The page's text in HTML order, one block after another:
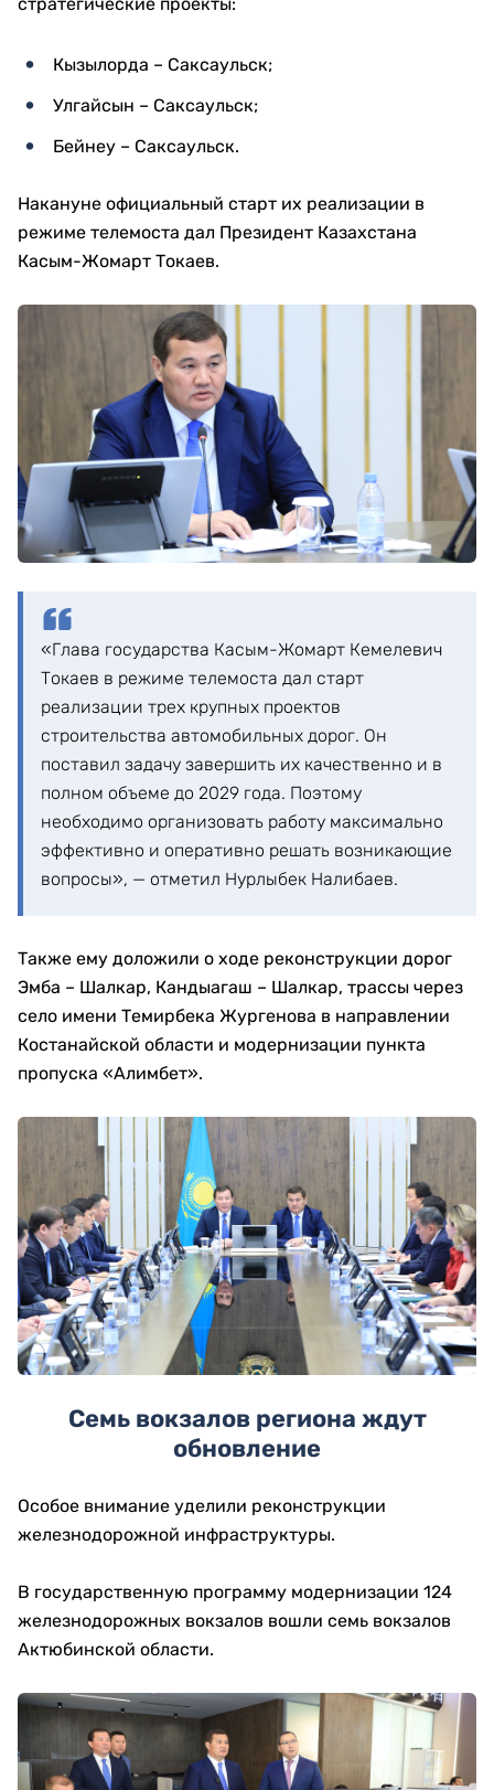
Кызылорда – Саксаульск;
Улгайсын – Саксаульск;
Бейнеу – Саксаульск.
Накануне официальный старт их реализации в
режиме телемоста дал Президент Казахстана
Касым-Жомарт Токаев.
«Глава государства Касым-Жомарт Кемелевич
Токаев в режиме телемоста дал старт
реализации трех крупных проектов
строительства автомобильных дорог. Он
поставил задачу завершить их качественно и в
полном объеме до 2029 года. Поэтому
необходимо организовать работу максимально
эффективно и оперативно решать возникающие
вопросы», — отметил Нурлыбек Налибаев.
Также ему доложили о ходе реконструкции дорог
Эмба – Шалкар, Кандыагаш – Шалкар, трассы через
село имени Темирбека Жургенова в направлении
Костанайской области и модернизации пункта
пропуска «Алимбет».
Семь вокзалов региона ждут
обновление
Особое внимание уделили реконструкции
железнодорожной инфраструктуры.
В государственную программу модернизации 124
железнодорожных вокзалов вошли семь вокзалов
Актюбинской области.